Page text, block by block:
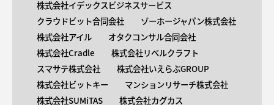
株式会社イデックスビジネスサービス
クラウドビット合同会社
ゾーホージャパン株式会社
株式会社アイル
オタクコンサル合同会社
株式会社Cradle
株式会社リベルクラフト
スマサテ株式会社
株式会社いえらぶGROUP
株式会社ビットキー
マンションリサーチ株式会社
株式会社SUMiTAS
株式会社カグカス